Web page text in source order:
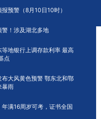
预警（8月10日10时）
警！涉及湖北多地
等地银行上调存款利率 最高
点
布大风黄色预警 鄂东北和鄂
暴雨
年满16周岁可考，证书全国
防范工作的